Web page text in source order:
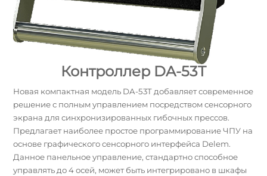
Контроллер DA-53T
Новая компактная модель DA-53T добавляет современное
решение с полным управлением посредством сенсорного
экрана для синхронизированных гибочных прессов.
Предлагает наиболее простое программирование ЧПУ на
основе графического сенсорного интерфейса Delem.
Данное панельное управление, стандартно способное
управлять до 4 осей, может быть интегрировано в шкафы